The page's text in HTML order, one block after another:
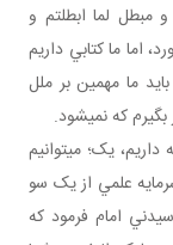
مبطل لما ابطلتم و
اما ما کتابي داريم
ما مهمين بر ملل
که نمي شود.
يک؛ مي توانيم
علمي از يک سو
امام فرمود که